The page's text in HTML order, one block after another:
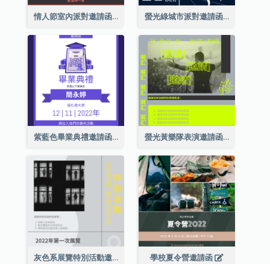
情人節室內派對邀請函 螢光綠城市派對邀請函
紫藍色畢業典禮邀請函 螢光黃樂隊表演邀請函
灰色系展覽特別活動邀請函 學校夏令營邀請函